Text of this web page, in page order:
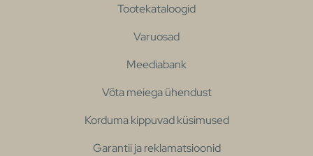
Tootekataloogid
Varuosad
Meediabank
Võta meiega ühendust
Korduma kippuvad küsimused
Garantii ja reklamatsioonid